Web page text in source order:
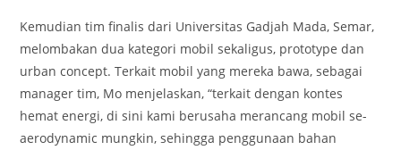
Kemudian tim finalis dari Universitas Gadjah Mada, Semar,
melombakan dua kategori mobil sekaligus, prototype dan
urban concept. Terkait mobil yang mereka bawa, sebagai
manager tim, Mo menjelaskan, “terkait dengan kontes
hemat energi, di sini kami berusaha merancang mobil se-
aerodynamic mungkin, sehingga penggunaan bahan